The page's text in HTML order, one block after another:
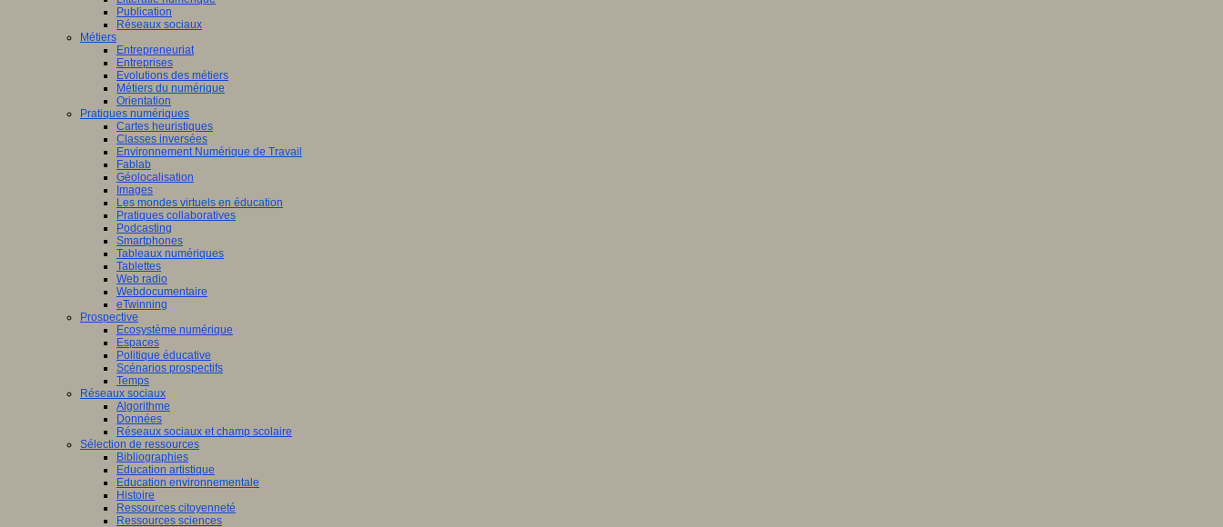
Publication
Réseaux sociaux
Métiers
Entrepreneuriat
Entreprises
Evolutions des métiers
Métiers du numérique
Orientation
Pratiques numériques
Cartes heuristiques
Classes inversées
Environnement Numérique de Travail
Fablab
Géolocalisation
Images
Les mondes virtuels en éducation
Pratiques collaboratives
Podcasting
Smartphones
Tableaux numériques
Tablettes
Web radio
Webdocumentaire
eTwinning
Prospective
Ecosystème numérique
Espaces
Politique éducative
Scénarios prospectifs
Temps
Réseaux sociaux
Algorithme
Données
Réseaux sociaux et champ scolaire
Sélection de ressources
Bibliographies
Education artistique
Education environnementale
Histoire
Ressources citoyenneté
Ressources sciences